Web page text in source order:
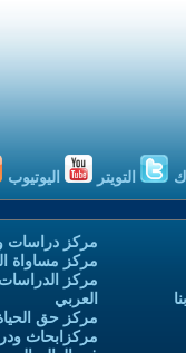
التويتر اليوتيوب
مركز دراسات
مركز مساواة
مركز الدراسات
العربي
مركز حق
مركزابحاث